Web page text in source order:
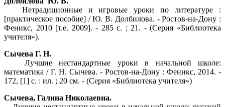
Нетрадиционные и игровые уроки по литературе :
[практическое пособие] / Ю. В. Долбилова. - Ростов-на-Дону :
Феникс, 2010 [т.е. 2009]. - 285 с. ; 21. - (Серия «Библиотека
учителя»).
Сычева Г. Н.
Лучшие нестандартные уроки в начальной школе:
математика / Г. Н. Сычева. - Ростов-на-Дону : Феникс, 2014. -
172, [1] с. : ил. ; 20 см. - (Серия «Библиотека учителя»)
Сычева, Галина Николаевна.